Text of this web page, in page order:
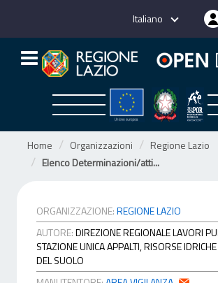
Italiano
Home Organizzazioni
Regione Lazio
Elenco Determinazioni/atti...
ORGANIZZAZIONE:REGIONE LAZIO
AUTORE:DIREZIONE REGIONALE LAVORI
STAZIONE UNICA APPALTI, RISORSE
DEL SUOLO